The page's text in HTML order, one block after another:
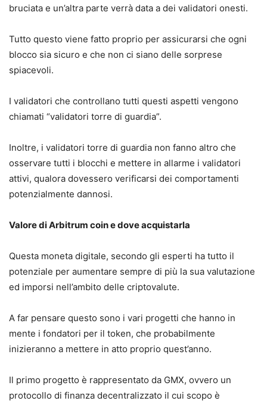
bruciata e un’altra parte verrà data a dei validatori onesti.
Tutto questo viene fatto proprio per assicurarsi che ogni
blocco sia sicuro e che non ci siano delle sorprese
spiacevoli.
I validatori che controllano tutti questi aspetti vengono
chiamati “validatori torre di guardia”.
Inoltre, i validatori torre di guardia non fanno altro che
osservare tutti i blocchi e mettere in allarme i validatori
attivi, qualora dovessero verificarsi dei comportamenti
potenzialmente dannosi.
Valore di Arbitrum coin e dove acquistarla
Questa moneta digitale, secondo gli esperti ha tutto il
potenziale per aumentare sempre di più la sua valutazione
ed imporsi nell’ambito delle criptovalute.
A far pensare questo sono i vari progetti che hanno in
mente i fondatori per il token, che probabilmente
inizieranno a mettere in atto proprio quest’anno.
Il primo progetto è rappresentato da GMX, ovvero un
protocollo di finanza decentralizzato il cui scopo è